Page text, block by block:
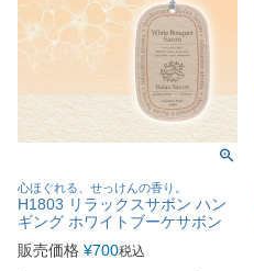
心ほぐれる、せっけんの香り。
H1803 リラックスサボン ハン
ギング ホワイトブーケサボン
販売価格 ¥700税込